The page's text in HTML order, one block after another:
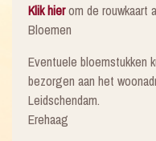
Klik hierom de rouwkaart
Bloemen
Eventuele bloemstukken
bezorgen aan het
Leidschendam.
Erehaag